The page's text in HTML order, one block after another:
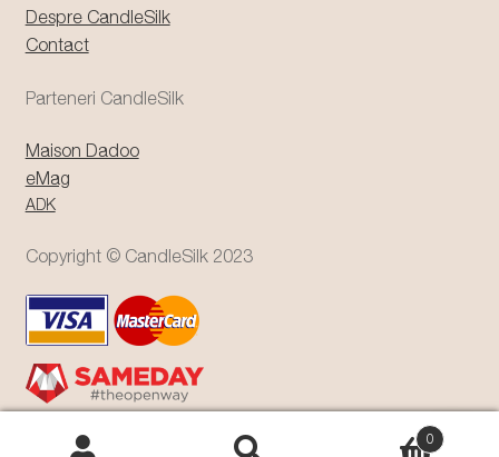
Despre CandleSilk
Contact
Parteneri CandleSilk
Maison Dadoo
eMag
ADK
Copyright © CandleSilk 2023
0